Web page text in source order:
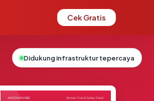
Cek Gratis
Didukung infrastruktur tepercaya